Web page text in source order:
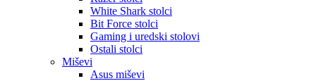
White Shark stolci
Bit Force stolci
Gaming i uredski stolovi
Ostali stolci
Miševi
Asus miševi